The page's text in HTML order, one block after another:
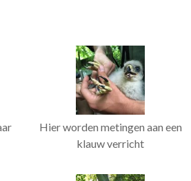
Hier worden metingen aan een
klauw verricht